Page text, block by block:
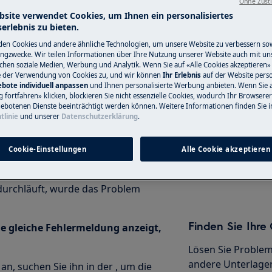
für RESET/CANCEL
ist Modell abhängig).
richtig schliesst.
wieder zurück in die Nische
Schläuche geknickt oder
vollständig geöffnet ist.
Sie ein geeignetes Programm
wurde das Problem
gleiche Fehlermeldung anzeigt,
suchen Sie ihn in der , um die
Service-
Haben Sie ein
nicht selbst lösen
Termin mit
Service-
Finden Sie Ihre
Lösen Sie
andere
verwendet Cookies, um Ihnen ein personalisiertes
zu bieten.
Cookies und andere ähnliche Technologien, um unsere Website zu verbessern
Wir teilen Informationen über Ihre Nutzung unserer Website auch mit
soziale Medien, Werbung und Analytik. Wenn Sie auf «Alle Cookies
der Verwendung von Cookies zu, und wir können Ihr Erlebnis auf der Website
individuell anpassen und Ihnen personalisierte Werbung anbieten. Wenn Sie
fortfahren» klicken, blockieren Sie nicht essenzielle Cookies, wodurch Ihr
Dienste beeinträchtigt werden können. Weitere Informationen finden Sie
und unserer Datenschutzerklärung.
Cookie-Einstellungen Alle Cookie akzeptieren